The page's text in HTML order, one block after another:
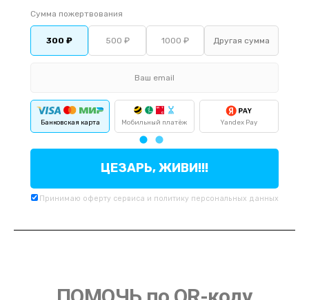
Сумма пожертвования
300 ₽ 500 ₽ 1000 ₽
Банковская карта Мобильный платёж Yandex Pay
ЦЕЗАРЬ, ЖИВИ!!!
Принимаю оферту сервиса и политику персональных данных